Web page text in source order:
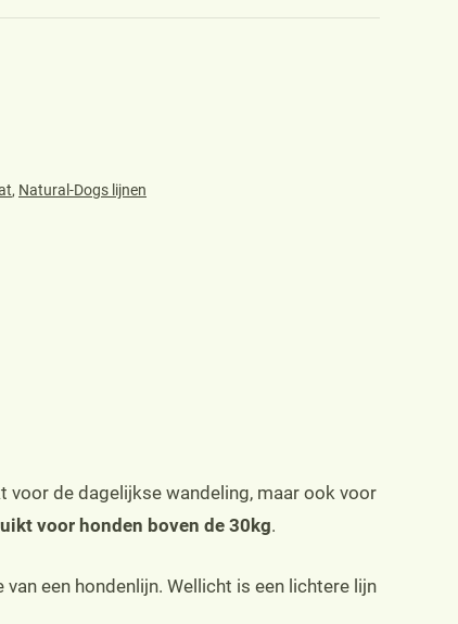
, Natural-Dogs lijnen
voor de dagelijkse wandeling, maar ook voor
voor honden boven de 30kg.
van een hondenlijn. Wellicht is een lichtere lijn